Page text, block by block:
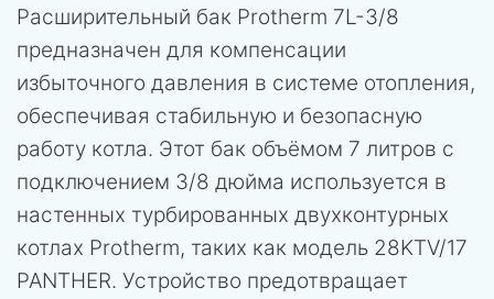
Расширительный бак Protherm 7L-3/8
предназначен для компенсации
избыточного давления в системе отопления,
обеспечивая стабильную и безопасную
работу котла. Этот бак объёмом 7 литров с
подключением 3/8 дюйма используется в
настенных турбированных двухконтурных
котлах Protherm, таких как модель 28KTV/17
PANTHER. Устройство предотвращает